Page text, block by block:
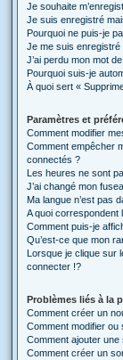
Je souhaite
Je suis enregistré
Pourquoi ne puis-je
Je me suis
J’ai perdu mon mot
Pourquoi suis-je
À quoi sert «
Paramètres et
Comment modifier
Comment empêcher
connectés ?
Les heures ne sont
J’ai changé mon
Ma langue n’est pas
A quoi correspondent
Comment puis-je
Qu’est-ce que mon
Lorsque je clique sur
connecter !?
Problèmes liés à la
Comment créer un
Comment modifier
Comment ajouter
Comment créer un